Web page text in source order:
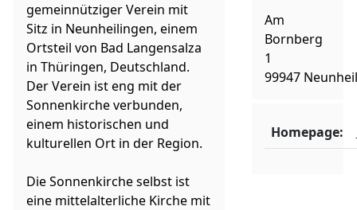
gemeinnütziger Verein mit
Sitz in Neunheilingen, einem
Ortsteil von Bad Langensalza
in Thüringen, Deutschland.
Der Verein ist eng mit der
Sonnenkirche verbunden,
einem historischen und
kulturellen Ort in der Region.
Die Sonnenkirche selbst ist
eine mittelalterliche Kirche mit
Am
Bornberg
1
99947
Homepage: